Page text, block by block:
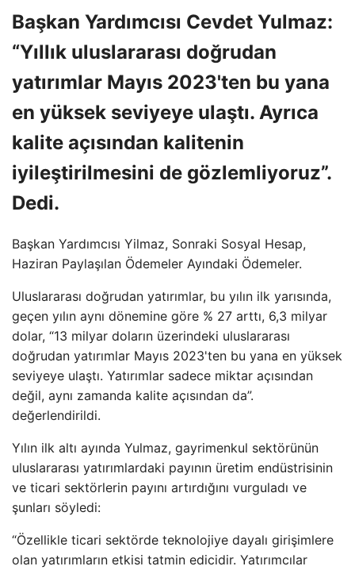
Başkan Yardımcısı Cevdet Yulmaz:
“Yıllık uluslararası doğrudan
yatırımlar Mayıs 2023'ten bu yana
en yüksek seviyeye ulaştı. Ayrıca
kalite açısından kalitenin
iyileştirilmesini de gözlemliyoruz”.
Dedi.
Başkan Yardımcısı Yilmaz, Sonraki Sosyal Hesap,
Haziran Paylaşılan Ödemeler Ayındaki Ödemeler.
Uluslararası doğrudan yatırımlar, bu yılın ilk yarısında,
geçen yılın aynı dönemine göre % 27 arttı, 6,3 milyar
dolar, “13 milyar doların üzerindeki uluslararası
doğrudan yatırımlar Mayıs 2023'ten bu yana en yüksek
seviyeye ulaştı. Yatırımlar sadece miktar açısından
değil, aynı zamanda kalite açısından da”.
değerlendirildi.
Yılın ilk altı ayında Yulmaz, gayrimenkul sektörünün
uluslararası yatırımlardaki payının üretim endüstrisinin
ve ticari sektörlerin payını artırdığını vurguladı ve
şunları söyledi:
“Özellikle ticari sektörde teknolojiye dayalı girişimlere
olan yatırımların etkisi tatmin edicidir. Yatırımcılar